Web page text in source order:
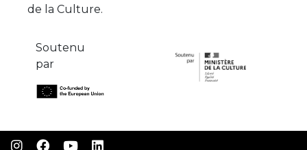
de la Culture.
Soutenu
par